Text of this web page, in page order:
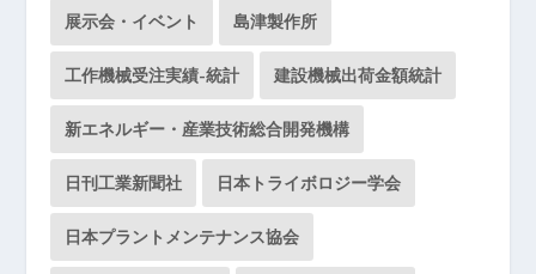
展示会・イベント 島津製作所
工作機械受注実績-統計 建設機械出荷金額統計
新エネルギー・産業技術総合開発機構
日刊工業新聞社 日本トライボロジー学会
日本プラントメンテナンス協会